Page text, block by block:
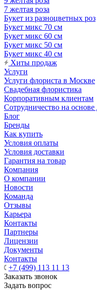
7 желтая роза
Букет из разноцветных роз
Букет микс 70 см
Букет микс 60 см
Букет микс 50 см
Букет микс 40 см
Хиты продаж
Услуги
Услуги флориста в Москве
Свадебная флористика
Корпоративным клиентам
Сотрудничество на
Блог
Бренды
Как купить
Условия оплаты
Условия доставки
Гарантия на товар
Компания
О компании
Новости
Команда
Отзывы
Карьера
Контакты
Партнеры
Лицензии
Документы
Контакты
+7 (499) 113 11 13
Заказать звонок
Задать вопрос